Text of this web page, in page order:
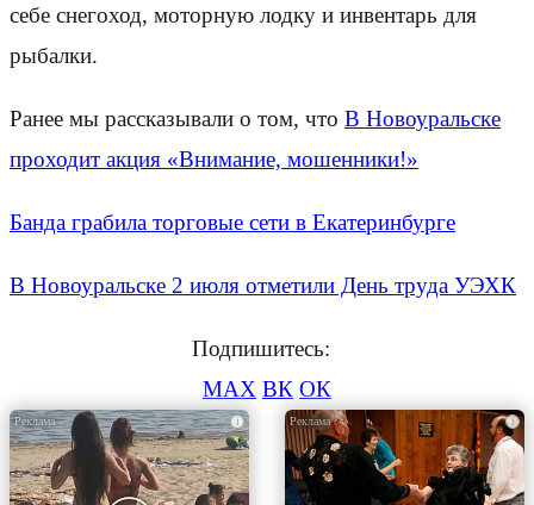
себе снегоход, моторную лодку и инвентарь для
рыбалки.
Ранее мы рассказывали о том, что В Новоуральске
проходит акция «Внимание, мошенники!»
Банда грабила торговые сети в Екатеринбурге
В Новоуральске 2 июля отметили День труда УЭХК
Подпишитесь:
MAX ВК ОК
i i